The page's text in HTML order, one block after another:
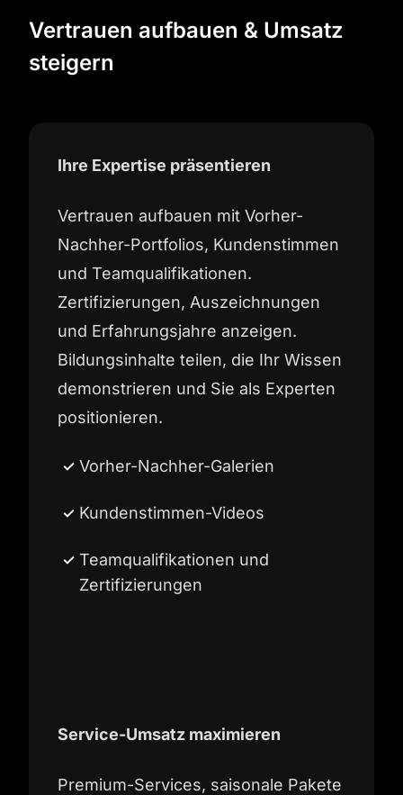
Vertrauen aufbauen & Umsatz
steigern
Ihre Expertise präsentieren
Vertrauen aufbauen mit Vorher-
Nachher-Portfolios, Kundenstimmen
und Teamqualifikationen.
Zertifizierungen, Auszeichnungen
und Erfahrungsjahre anzeigen.
Bildungsinhalte teilen, die Ihr Wissen
demonstrieren und Sie als Experten
positionieren.
Vorher-Nachher-Galerien
Kundenstimmen-Videos
Teamqualifikationen und
Zertifizierungen
Service-Umsatz maximieren
Premium-Services, saisonale Pakete